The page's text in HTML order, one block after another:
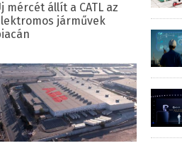
mércét állít a CATL az
járművek